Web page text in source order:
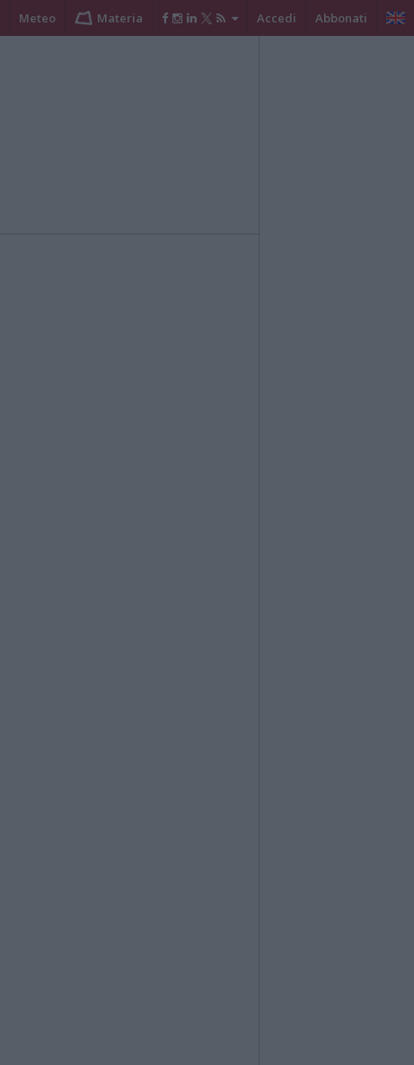
Meteo Materia Accedi Abbonati